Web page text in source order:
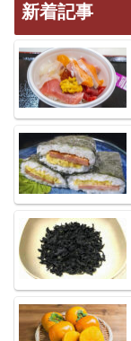
新着記事